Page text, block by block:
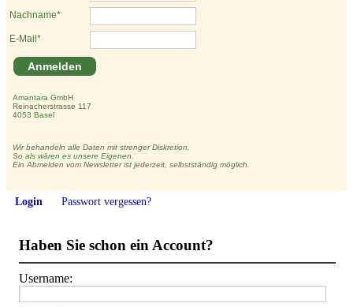
Nachname*
E-Mail*
Anmelden
Amantara GmbH
Reinacherstrasse 117
4053 Basel
Wir behandeln alle Daten mit strenger Diskretion.
So als wären es unsere Eigenen.
Ein Abmelden vom Newsletter ist jederzeit, selbstständig möglich.
Login Passwort vergessen?
Haben Sie schon ein Account?
Username: